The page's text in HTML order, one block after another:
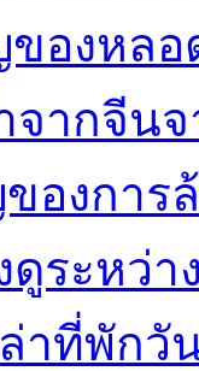
องหลอ
จากจีน
องการ
ดูระหว่า
าที่พักวั